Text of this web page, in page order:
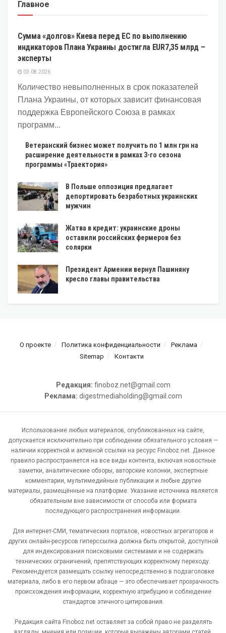
Главное
ЭКОНОМИКА
Сумма «долгов» Киева перед ЕС по выполнению
индикаторов Плана Украины достигла EUR7,35 млрд –
эксперты
03.08.2026
Количество невыполненных в срок показателей
Плана Украины, от которых зависит финансовая
поддержка Европейского Союза в рамках
программ...
Ветеранский бизнес может получить по 1 млн грн на
расширение деятельности в рамках 3-го сезона
программы «Траектория»
В Польше оппозиция предлагает
депортировать безработных украинских
мужчин
Жатва в кредит: украинские дроны
оставили российских фермеров без
солярки
Президент Армении вернул Пашиняну
кресло главы правительства
О проекте Политика конфиденциальности
Реклама
Sitemap
Контакти
Редакция: finoboz.net@gmail.com
Реклама: digestmediaholding@gmail.com
Использование любых материалов, опубликованных на сайте,
допускается исключительно при соблюдении обязательного условия —
наличии корректной и активной ссылки на ресурс Finoboz.net. Данное
правило распространяется на все виды контента, включая новостные
заметки, аналитические обзоры, авторские колонки, экспертные
комментарии, мультимедийные публикации и любые другие
материалы, размещённые на платформе. Указание источника является
обязательным вне зависимости от способа или формата
последующего распространения информации.
Для интернет-СМИ, тематических порталов, новостных агрегаторов и
других онлайн-ресурсов гиперссылка должна быть открытой, доступной
для индексирования поисковыми системами и не содержать
технических ограничений, препятствующих корректному переходу.
Рекомендуется размещать ссылку непосредственно в подзаголовке
материала, либо в его первом абзаце — это обеспечивает прозрачность
происхождения информации, корректную атрибуцию и соблюдение
стандартов этичного цитирования.
Редакция сайта Finoboz.net оставляет за собой право не разделять